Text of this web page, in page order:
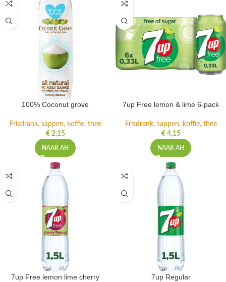
100% Coconut grove
Frisdrank, sappen, koffie, thee
€2,15
NAAR AH
7up Free lemon & lime 6-pack
Frisdrank, sappen, koffie, thee
€4,15
NAAR AH
7up Free lemon lime cherry 7up Regular